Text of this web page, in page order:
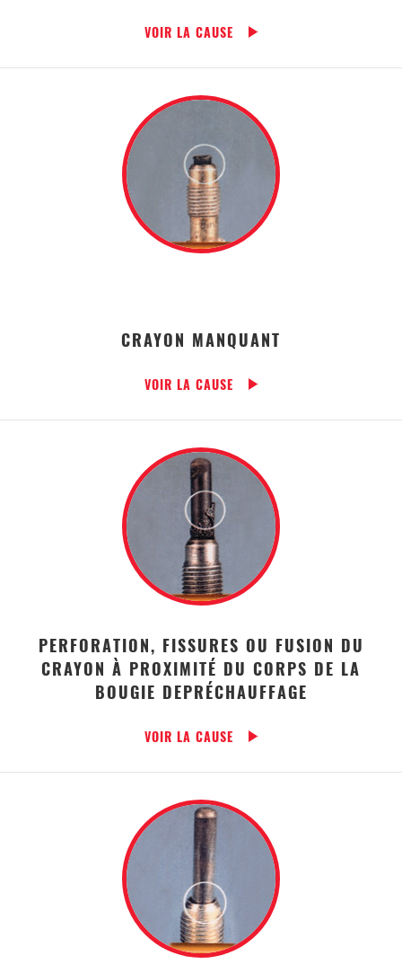
VOIR LA CAUSE
CRAYON MANQUANT
VOIR LA CAUSE
PERFORATION, FISSURES OU FUSION DU
CRAYON À PROXIMITÉ DU CORPS DE LA
BOUGIE DEPRÉCHAUFFAGE
VOIR LA CAUSE